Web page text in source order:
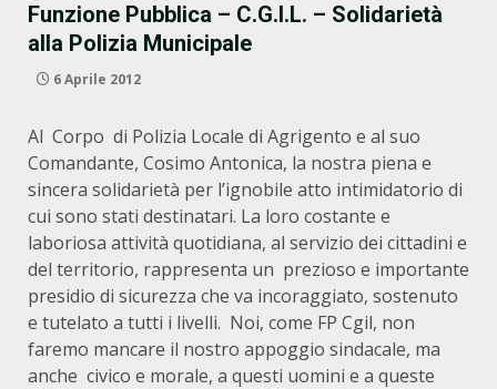
Funzione Pubblica – C.G.I.L. – Solidarietà
alla Polizia Municipale
6 Aprile 2012
Al Corpo di Polizia Locale di Agrigento e al suo
Comandante, Cosimo Antonica, la nostra piena e
sincera solidarietà per l’ignobile atto intimidatorio di
cui sono stati destinatari. La loro costante e
laboriosa attività quotidiana, al servizio dei cittadini e
del territorio, rappresenta un prezioso e importante
presidio di sicurezza che va incoraggiato, sostenuto
e tutelato a tutti i livelli. Noi, come FP Cgil, non
faremo mancare il nostro appoggio sindacale, ma
anche civico e morale, a questi uomini e a queste